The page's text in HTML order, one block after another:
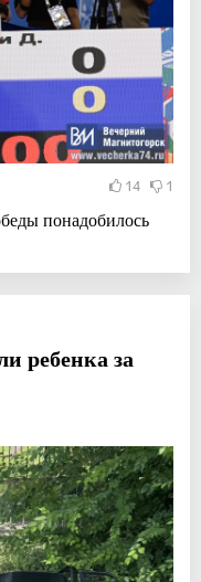
14 1
понадобилось
ребенка за